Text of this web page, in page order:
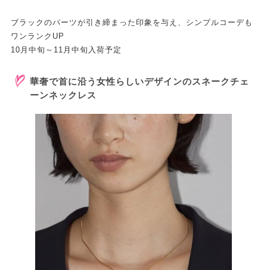
ブラックのパーツが引き締まった印象を与え、シンプルコーデも
ワンランクUP
10月中旬～11月中旬入荷予定
華奢で首に沿う女性らしいデザインのスネークチェ
ーンネックレス